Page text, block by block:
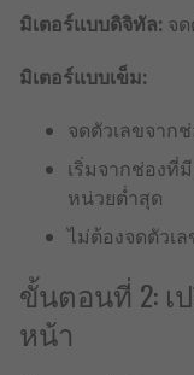
มิเตอร์แบบดิจิทัล: จ
มิเตอร์แบบเข็ม:
จดตัวเลขจาก
เริ่มจากช่องที่
หน่วยต่ำสุด
ไม่ต้องจดตัวเ
ขั้นตอนที่ 2: เ
หน้า